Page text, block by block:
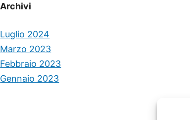
Archivi
Luglio 2024
Marzo 2023
Febbraio 2023
Gennaio 2023